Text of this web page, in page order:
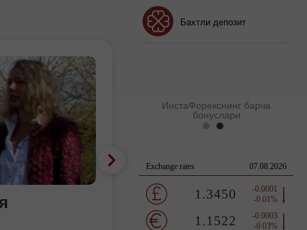
Клуб бонуси
Бахтли депозит
ИнстаФорекснинг барча
бонуслари